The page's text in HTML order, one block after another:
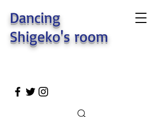
Dancing
Shigeko's room